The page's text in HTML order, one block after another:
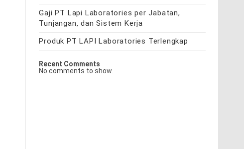
Gaji PT Lapi Laboratories per Jabatan,
Tunjangan, dan Sistem Kerja
Produk PT LAPI Laboratories Terlengkap
Recent Comments
No comments to show.